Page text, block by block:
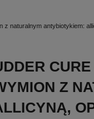
z naturalnym antybiotykiem:
Z